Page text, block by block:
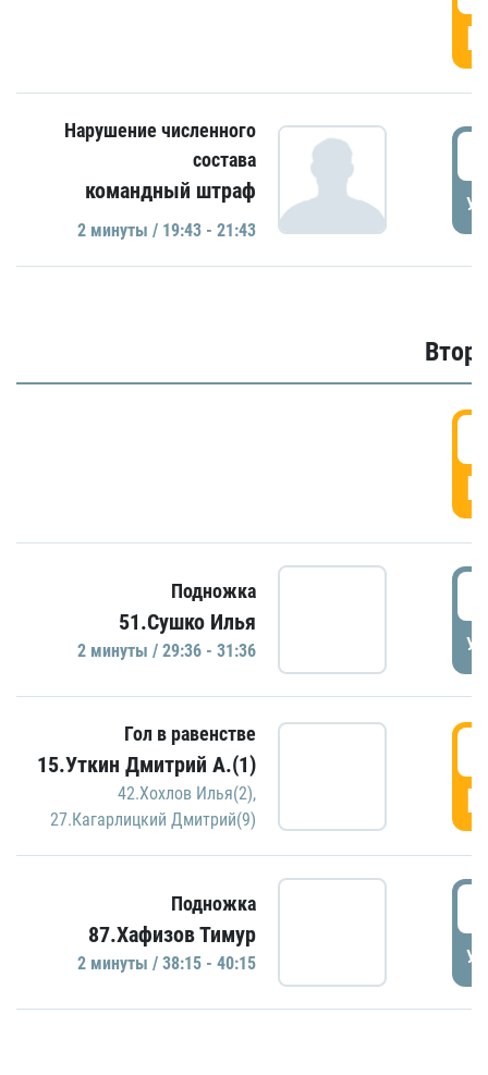
Нарушение численного
состава
командный штраф
2 минуты / 19:43 - 21:43
Подножка
51.Сушко Илья
2 минуты / 29:36 - 31:36
Гол в равенстве
15.Уткин Дмитрий А.(1)
42.Хохлов Илья(2),
27.Кагарлицкий Дмитрий(9)
Подножка
87.Хафизов Тимур
2 минуты / 38:15 - 40:15